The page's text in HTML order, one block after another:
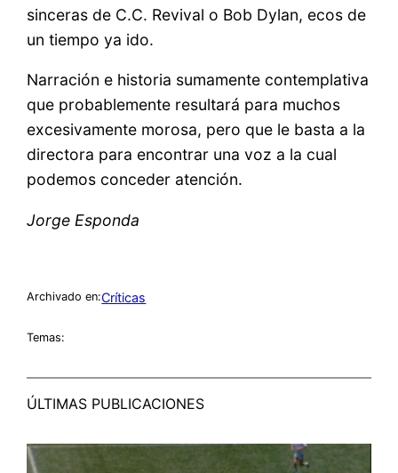
sinceras de C.C. Revival o Bob Dylan, ecos de
un tiempo ya ido.
Narración e historia sumamente contemplativa
que probablemente resultará para muchos
excesivamente morosa, pero que le basta a la
directora para encontrar una voz a la cual
podemos conceder atención.
Jorge Esponda
Archivado en:Críticas
Temas:
ÚLTIMAS PUBLICACIONES